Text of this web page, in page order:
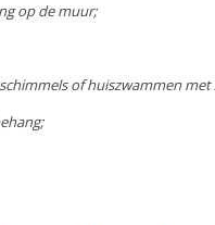
op de muur;
of huiszwammen met